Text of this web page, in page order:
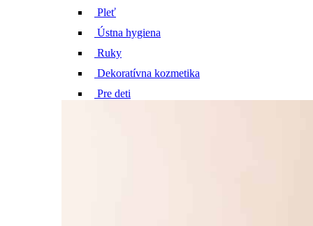
Pleť
Ústna hygiena
Ruky
Dekoratívna kozmetika
Pre deti